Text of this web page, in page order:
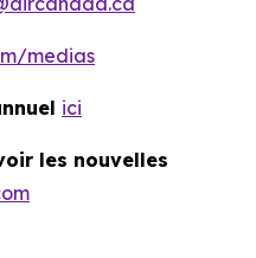
medias
ici
les nouvelles